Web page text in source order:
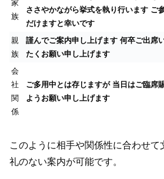
家
族
ささやかながら挙式を執り行います ご
だけますと幸いです
親
族
謹んでご案内申し上げます 何卒ご出席
たくお願い申し上げます
会
社
関
係
ご多用中とは存じますが 当日はご臨席
ようお願い申し上げます
このように相手や関係性に合わせて
礼のない案内が可能です。